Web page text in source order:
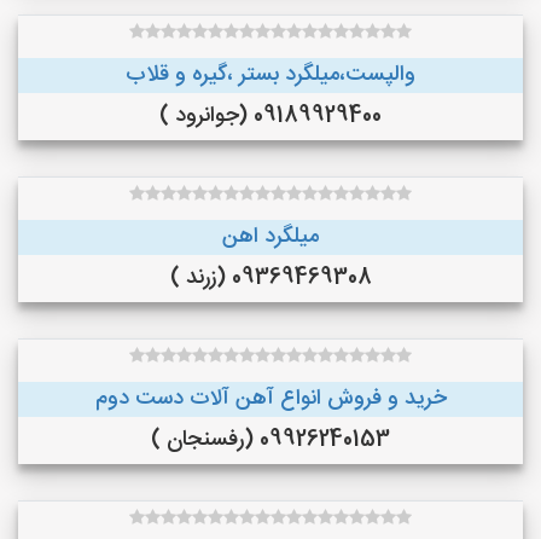
والپست،میلگرد بستر ،گیره و قلاب
09189929400 (جوانرود )
میلگرد اهن
09369469308 (زرند )
خرید و فروش انواع آهن آلات دست دوم
09926240153 (رفسنجان )